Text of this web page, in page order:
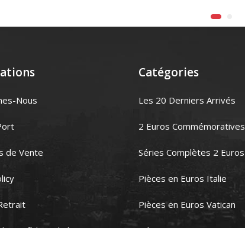
Nous
de Vente
Catégories
Les 20 Derniers Arrivés
2 Euros Commémoratives
Séries Complètes 2 Euros
Pièces en Euros Italie
Pièces en Euros Vatican